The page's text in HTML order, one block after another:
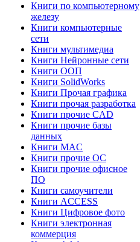
Книги по компьютерному
железу
Книги компьютерные
сети
Книги мультимедиа
Книги Нейронные сети
Книги ООП
Книги SolidWorks
Книги Прочая графика
Книги прочая разработка
Книги прочие CAD
Книги прочие базы
данных
Книги MAC
Книги прочие ОС
Книги прочие офисное
ПО
Книги самоучители
Книги ACCESS
Книги Цифровое фото
Книги электронная
коммерция